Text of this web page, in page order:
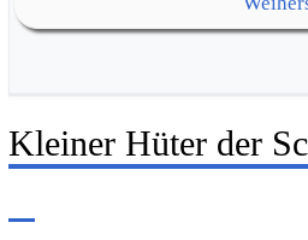
Kleiner Hüter der